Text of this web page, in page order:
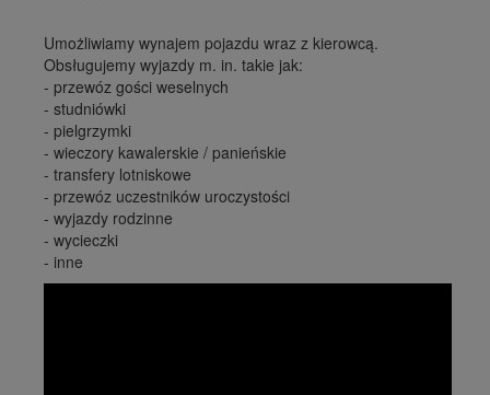
Umożliwiamy wynajem pojazdu wraz z kierowcą.
Obsługujemy wyjazdy m. in. takie jak:
- przewóz gości weselnych
- studniówki
- pielgrzymki
- wieczory kawalerskie / panieńskie
- transfery lotniskowe
- przewóz uczestników uroczystości
- wyjazdy rodzinne
- wycieczki
- inne